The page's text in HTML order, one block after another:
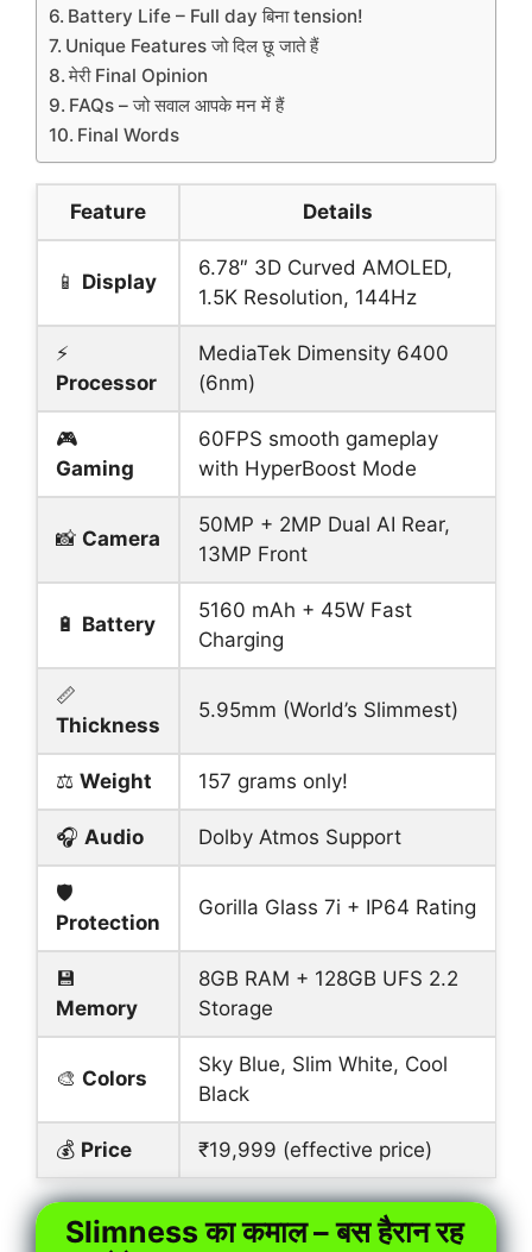
Battery Life – Full day बिना tension!
Unique Features जो दिल छू जाते हैं
मेरी Final Opinion
FAQs – जो सवाल आपके मन में हैं
Final Words
Feature Details
📱 Display
6.78″ 3D Curved AMOLED,
1.5K Resolution, 144Hz
⚡
Processor
MediaTek Dimensity 6400
(6nm)
🎮
Gaming
60FPS smooth gameplay
with HyperBoost Mode
📸 Camera
50MP + 2MP Dual AI Rear,
13MP Front
🔋 Battery
5160 mAh + 45W Fast
Charging
📏
Thickness
5.95mm (World’s Slimmest)
⚖️ Weight 157 grams only!
🎧 Audio Dolby Atmos Support
🛡️
Protection
Gorilla Glass 7i + IP64 Rating
💾
Memory
8GB RAM + 128GB UFS 2.2
Storage
🎨 Colors
Sky Blue, Slim White, Cool
Black
💰 Price ₹19,999 (effective price)
Slimness का कमाल – बस हैरान रह